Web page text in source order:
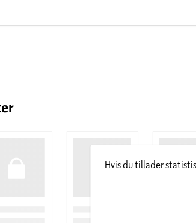
med denne unikke og underholdende plakat.
Hvis du tillader